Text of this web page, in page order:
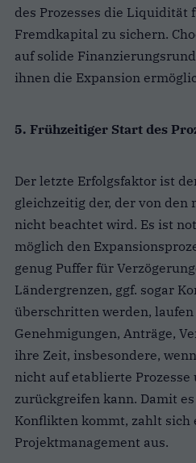
des Prozesses die Liquidität
Fremdkapital zu sichern.
auf solide
ihnen die Expansion
5. Frühzeitiger Start des
Der letzte Erfolgsfaktor ist
gleichzeitig der, der von den
nicht beachtet wird. Es ist
möglich den
genug Puffer für
Ländergrenzen, ggf. sogar
überschritten werden,
Genehmigungen, Anträge,
ihre Zeit, insbesondere,
nicht auf etablierte Prozesse
zurückgreifen kann. Damit
Konflikten kommt, zahlt sich
Projektmanagement aus.